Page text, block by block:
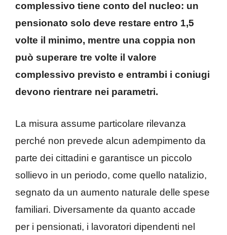
complessivo tiene conto del nucleo: un
pensionato solo deve restare entro 1,5
volte il minimo, mentre una coppia non
può superare tre volte il valore
complessivo previsto e entrambi i coniugi
devono rientrare nei parametri.
La misura assume particolare rilevanza
perché non prevede alcun adempimento da
parte dei cittadini e garantisce un piccolo
sollievo in un periodo, come quello natalizio,
segnato da un aumento naturale delle spese
familiari. Diversamente da quanto accade
per i pensionati, i lavoratori dipendenti nel